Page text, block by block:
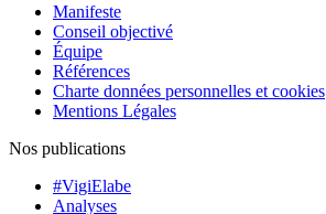
Manifeste
Conseil objectivé
Équipe
Références
Charte données personnelles et cookies
Mentions Légales
Nos publications
#VigiElabe
Analyses